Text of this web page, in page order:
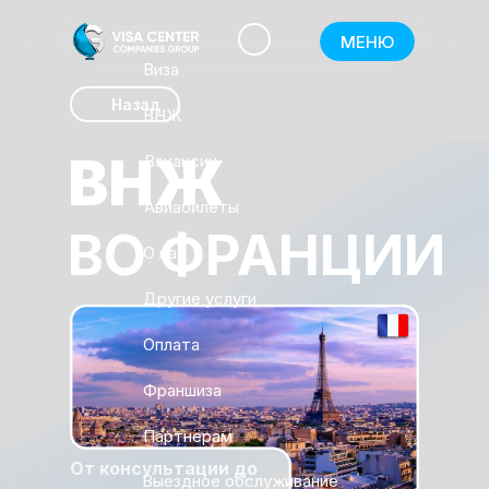
Виза
ВНЖ
Вакансии
Авиабилеты
Другие услуги
МЕНЮ
Выездное обслуживание
Партнёрам
О нас
Оплата
Франшиза
Назад
От консультации до
ВНЖ
ВО ФРАНЦИИ